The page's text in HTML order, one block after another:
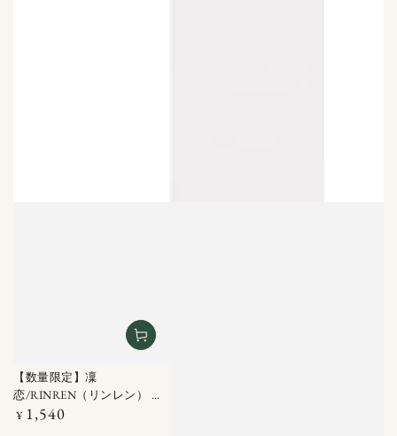
【数量限定】凜
恋/RINREN（リンレン） ク
ールブリーズ ドライシャン
定
¥ 1,540